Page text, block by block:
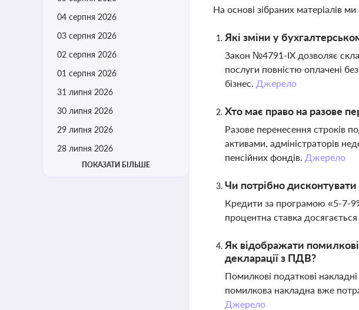
04 серпня 2026
03 серпня 2026
02 серпня 2026
01 серпня 2026
31 липня 2026
30 липня 2026
29 липня 2026
28 липня 2026
ПОКАЗАТИ БІЛЬШЕ
На основі зібраних матеріалів
Які зміни у
Закон №4791-ІХ дозволяє
послуги повністю оплачені
бізнес. Джерело
Хто має право на разове
Разове перенесення строків
активами, адміністраторів
пенсійних фондів. Джерело
Чи потрібно
Кредити за програмою «5-7-
процентна ставка
Як відображати
декларації з ПДВ?
Помилкові податкові
помилкова накладна вже
Джерело